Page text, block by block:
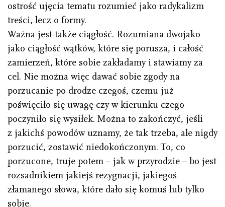
ostrość ujęcia tematu rozumieć jako radykalizm
treści, lecz o formy.
Ważna jest także ciągłość. Rozumiana dwojako –
jako ciągłość wątków, które się porusza, i całość
zamierzeń, które sobie zakładamy i stawiamy za
cel. Nie można więc dawać sobie zgody na
porzucanie po drodze czegoś, czemu już
poświęciło się uwagę czy w kierunku czego
poczyniło się wysiłek. Można to zakończyć, jeśli
z jakichś powodów uznamy, że tak trzeba, ale nigdy
porzucić, zostawić niedokończonym. To, co
porzucone, truje potem – jak w przyrodzie – bo jest
rozsadnikiem jakiejś rezygnacji, jakiegoś
złamanego słowa, które dało się komuś lub tylko
sobie.